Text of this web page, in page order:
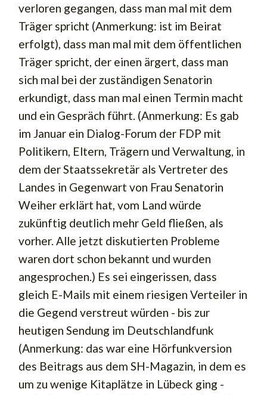
verloren gegangen, dass man mal mit dem
Träger spricht (Anmerkung: ist im Beirat
erfolgt), dass man mal mit dem öffentlichen
Träger spricht, der einen ärgert, dass man
sich mal bei der zuständigen Senatorin
erkundigt, dass man mal einen Termin macht
und ein Gespräch führt. (Anmerkung: Es gab
im Januar ein Dialog-Forum der FDP mit
Politikern, Eltern, Trägern und Verwaltung, in
dem der Staatssekretär als Vertreter des
Landes in Gegenwart von Frau Senatorin
Weiher erklärt hat, vom Land würde
zukünftig deutlich mehr Geld fließen, als
vorher. Alle jetzt diskutierten Probleme
waren dort schon bekannt und wurden
angesprochen.) Es sei eingerissen, dass
gleich E-Mails mit einem riesigen Verteiler in
die Gegend verstreut würden - bis zur
heutigen Sendung im Deutschlandfunk
(Anmerkung: das war eine Hörfunkversion
des Beitrags aus dem SH-Magazin, in dem es
um zu wenige Kitaplätze in Lübeck ging -